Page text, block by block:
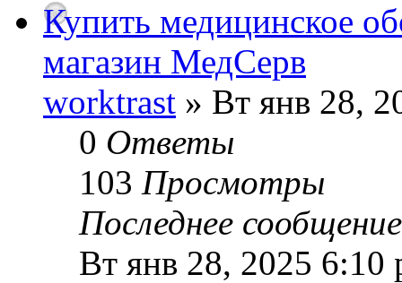
Купить медицинское
магазин МедСерв
worktrast » Вт янв 28,
0 Ответы
103 Просмотры
Последнее
Вт янв 28, 2025 6:10